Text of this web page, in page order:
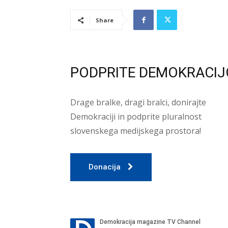
Share
PODPRITE
Drage bralke, dragi bralci, donirajte
Demokraciji in podprite pluralnost
slovenskega medijskega prostora!
Donacija